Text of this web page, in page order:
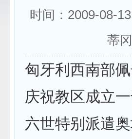
时间：2009-08-
蒂
匈牙利西南部
庆祝教区成立
六世特别派遣